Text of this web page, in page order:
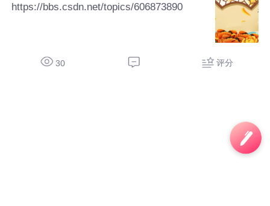
https://bbs.csdn.net/topics/606873890
30 评分